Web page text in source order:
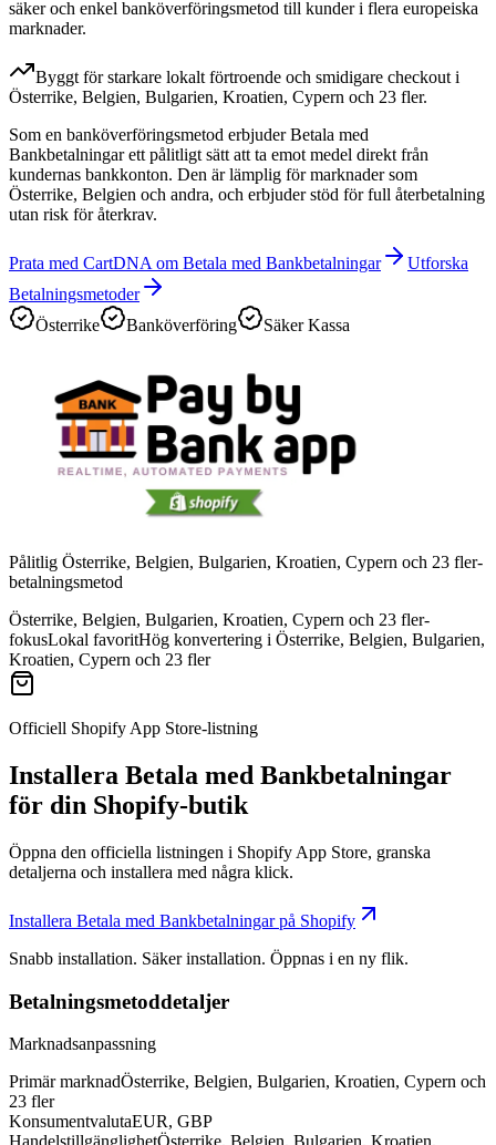
säker och enkel banköverföringsmetod till kunder i flera europeiska
marknader.
Byggt för starkare lokalt förtroende och smidigare checkout i
Österrike, Belgien, Bulgarien, Kroatien, Cypern och 23 fler.
Som en banköverföringsmetod erbjuder Betala med
Bankbetalningar ett pålitligt sätt att ta emot medel direkt från
kundernas bankkonton. Den är lämplig för marknader som
Österrike, Belgien och andra, och erbjuder stöd för full återbetalning
utan risk för återkrav.
Prata med CartDNA om Betala med Bankbetalningar
Utforska
Betalningsmetoder
Österrike
Banköverföring Säker Kassa
Pålitlig Österrike, Belgien, Bulgarien, Kroatien, Cypern och 23 fler-
betalningsmetod
Österrike, Belgien, Bulgarien, Kroatien, Cypern och 23 fler-
fokusLokal favoritHög konvertering i Österrike, Belgien, Bulgarien,
Kroatien, Cypern och 23 fler
Officiell Shopify App Store-listning
Installera Betala med Bankbetalningar
för din Shopify-butik
Öppna den officiella listningen i Shopify App Store, granska
detaljerna och installera med några klick.
Installera Betala med Bankbetalningar på Shopify
Snabb installation. Säker installation. Öppnas i en ny flik.
Betalningsmetoddetaljer
Marknadsanpassning
Primär marknadÖsterrike, Belgien, Bulgarien, Kroatien, Cypern och
23 fler
KonsumentvalutaEUR, GBP